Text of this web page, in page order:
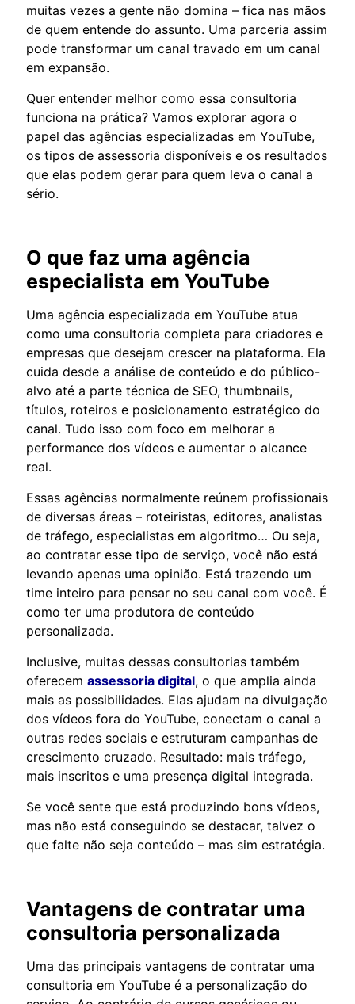
muitas vezes a gente não domina – fica nas mãos
de quem entende do assunto. Uma parceria assim
pode transformar um canal travado em um canal
em expansão.
Quer entender melhor como essa consultoria
funciona na prática? Vamos explorar agora o
papel das agências especializadas em YouTube,
os tipos de assessoria disponíveis e os resultados
que elas podem gerar para quem leva o canal a
sério.
O que faz uma agência
especialista em YouTube
Uma agência especializada em YouTube atua
como uma consultoria completa para criadores e
empresas que desejam crescer na plataforma. Ela
cuida desde a análise de conteúdo e do público-
alvo até a parte técnica de SEO, thumbnails,
títulos, roteiros e posicionamento estratégico do
canal. Tudo isso com foco em melhorar a
performance dos vídeos e aumentar o alcance
real.
Essas agências normalmente reúnem profissionais
de diversas áreas – roteiristas, editores, analistas
de tráfego, especialistas em algoritmo… Ou seja,
ao contratar esse tipo de serviço, você não está
levando apenas uma opinião. Está trazendo um
time inteiro para pensar no seu canal com você. É
como ter uma produtora de conteúdo
personalizada.
Inclusive, muitas dessas consultorias também
oferecem assessoria digital, o que amplia ainda
mais as possibilidades. Elas ajudam na divulgação
dos vídeos fora do YouTube, conectam o canal a
outras redes sociais e estruturam campanhas de
crescimento cruzado. Resultado: mais tráfego,
mais inscritos e uma presença digital integrada.
Se você sente que está produzindo bons vídeos,
mas não está conseguindo se destacar, talvez o
que falte não seja conteúdo – mas sim estratégia.
Vantagens de contratar uma
consultoria personalizada
Uma das principais vantagens de contratar uma
consultoria em YouTube é a personalização do